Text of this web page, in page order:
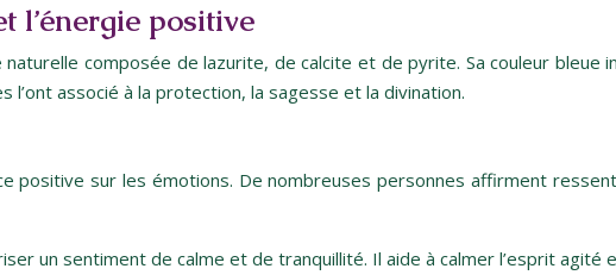
l’énergie positive
composée de lazurite, de calcite et de pyrite. Sa couleur
associé à la protection, la sagesse et la divination.
positive sur les émotions. De nombreuses personnes affirment
un sentiment de calme et de tranquillité. Il aide à calmer l’esprit